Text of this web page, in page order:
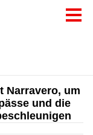
Narravero, um
und die